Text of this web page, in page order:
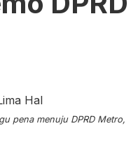
pena menuju DPRD Metro,